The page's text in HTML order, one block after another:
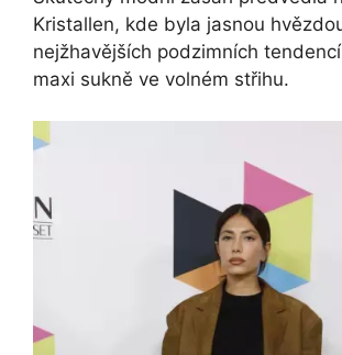
Kristallen, kde byla jasnou
nejžhavějších podzimních
maxi sukně ve volném střihu.